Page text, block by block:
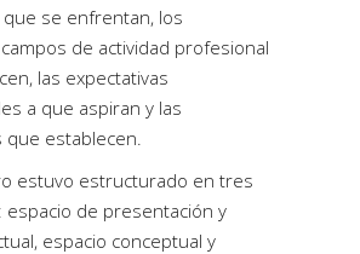
que se enfrentan, los
de actividad profesional
las expectativas
a que aspiran y las
establecen.
estuvo estructurado en tres
espacio de presentación y
espacio conceptual y